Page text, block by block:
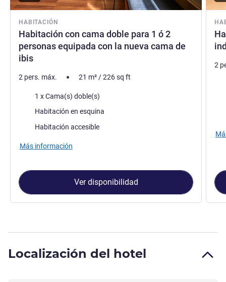
HABITACIÓN
Habitación con cama doble para 1 ó 2
personas equipada con la nueva cama de
ibis
2 pers. máx. 21 m²/226sq ft
Ropa de cama
1 x Cama(s) doble(s)
Assets :Habitación en esquina
Habitación accesible
Más información
Ver disponibilidad
2
Localización del hotel